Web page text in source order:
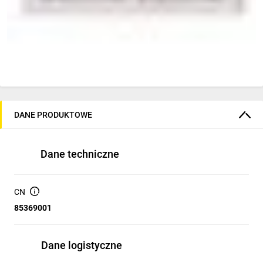
DANE PRODUKTOWE
Dane techniczne
CN
85369001
Dane logistyczne